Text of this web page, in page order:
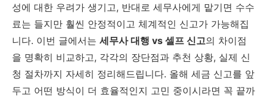
성에 대한 우려가 생기고, 반대로 세무사에게 맡기면 수수
료는 들지만 훨씬 안정적이고 체계적인 신고가 가능해집
니다. 이번 글에서는 세무사 대행 vs 셀프 신고의 차이점
을 명확히 비교하고, 각각의 장단점과 추천 상황, 실제 신
청 절차까지 자세히 정리해드립니다. 올해 세금 신고를 앞
두고 어떤 방식이 더 효율적인지 고민 중이시라면 꼭 끝까